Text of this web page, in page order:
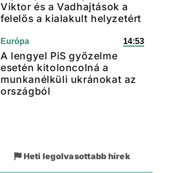
Viktor és a Vadhajtások a
felelős a kialakult helyzetért
Európa 14:53
A lengyel PiS győzelme
esetén kitoloncolná a
munkanélküli ukránokat az
országból
Heti legolvasottabb hírek